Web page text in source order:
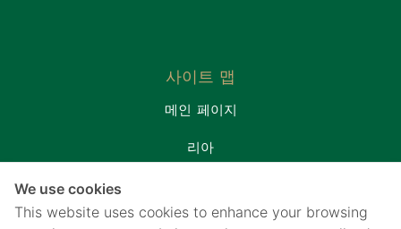
사이트 맵
메인 페이지
리아
We use cookies
This website uses cookies to enhance your browsing